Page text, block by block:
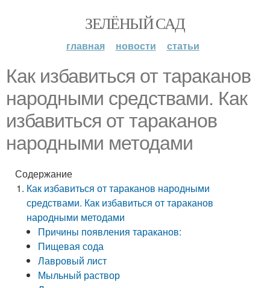
ЗЕЛЁНЫЙ САД
главная новости статьи
Как избавиться от тараканов
народными средствами. Как
избавиться от тараканов
народными методами
Содержание
Как избавиться от тараканов народными
средствами. Как избавиться от тараканов
народными методами
Причины появления тараканов:
Пищевая сода
Лавровый лист
Мыльный раствор